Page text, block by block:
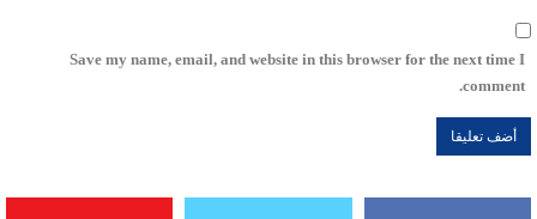
Save my name, email, and website in this browser for the next time I
comment.